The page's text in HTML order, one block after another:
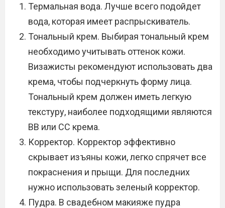
Термальная вода. Лучше всего подойдет
вода, которая имеет распрыскиватель.
Тональный крем. Выбирая тональный крем
необходимо учитывать оттенок кожи.
Визажисты рекомендуют использовать два
крема, чтобы подчеркнуть форму лица.
Тональный крем должен иметь легкую
текстуру, наиболее подходящими являются
BB или CC крема.
Корректор. Корректор эффективно
скрывает изъяны кожи, легко спрячет все
покраснения и прыщи. Для последних
нужно использовать зеленый корректор.
Пудра. В свадебном макияже пудра